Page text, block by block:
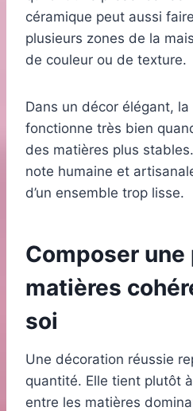
céramique peut aussi
plusieurs zones de la
de couleur ou de texture.
Dans un décor élégant, la
fonctionne très bien
des matières plus
note humaine et
d’un ensemble trop lisse.
Composer
matières
soi
Une décoration réussie
quantité. Elle tient plutôt
entre les matières